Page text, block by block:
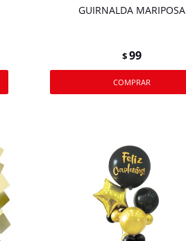
GUIRNALDA MARIPOSA
$99